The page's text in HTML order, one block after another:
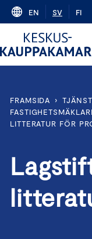
Skip
content
EN SV FI
FRAMSIDA ›
LITTERATUR FÖR